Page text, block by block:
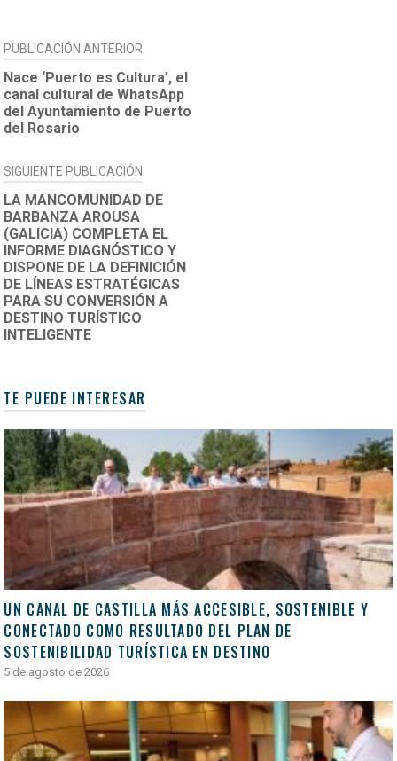
NAVEGACIÓN
DE
ENTRADAS
PUBLICACIÓN ANTERIOR
Nace ‘Puerto es Cultura’, el
canal cultural de WhatsApp
del Ayuntamiento de Puerto
del Rosario
SIGUIENTE PUBLICACIÓN
LA MANCOMUNIDAD DE
BARBANZA AROUSA
(GALICIA) COMPLETA EL
INFORME DIAGNÓSTICO Y
DISPONE DE LA DEFINICIÓN
DE LÍNEAS ESTRATÉGICAS
PARA SU CONVERSIÓN A
DESTINO TURÍSTICO
INTELIGENTE
TE PUEDE INTERESAR
UN CANAL DE CASTILLA MÁS ACCESIBLE, SOSTENIBLE Y
CONECTADO COMO RESULTADO DEL PLAN DE
SOSTENIBILIDAD TURÍSTICA EN DESTINO
5 de agosto de 2026